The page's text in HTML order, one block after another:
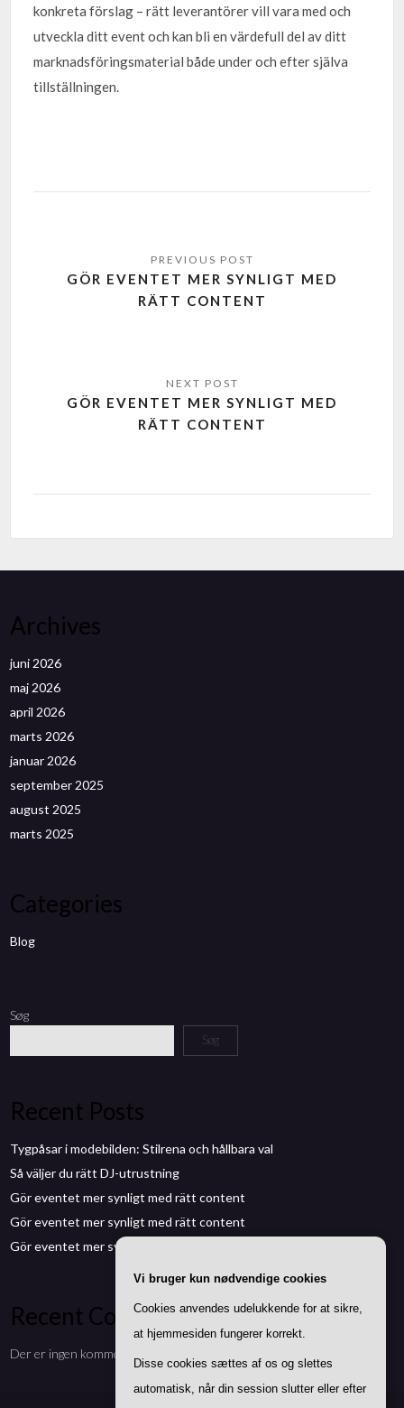
konkreta förslag – rätt leverantörer vill vara med och
utveckla ditt event och kan bli en värdefull del av ditt
marknadsföringsmaterial både under och efter själva
tillställningen.
GÖR EVENTET MER SYNLIGT MED
RÄTT CONTENT
GÖR EVENTET MER SYNLIGT MED
RÄTT CONTENT
Archives
juni 2026
maj 2026
april 2026
marts 2026
januar 2026
september 2025
august 2025
marts 2025
Categories
Blog
Søg
Søg
Recent Posts
Tygpåsar i modebilden: Stilrena och hållbara val
Så väljer du rätt DJ-utrustning
Gör eventet mer synligt med rätt content
Gör eventet mer synligt med rätt content
Gör eventet mer synligt med rätt content
Recent Comments
Der er ingen kommentarer at vise.
Vi bruger kun nødvendige cookies
Cookies anvendes udelukkende for at sikre,
at hjemmesiden fungerer korrekt.
Disse cookies sættes af os og slettes
automatisk, når din session slutter eller efter